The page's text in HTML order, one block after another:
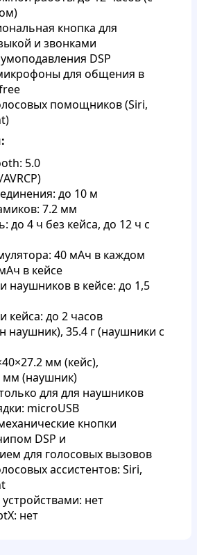
кнопка для
и звонками
DSP
для общения в
помощников (Siri,
5.0
до 10 м
7.2 мм
до 4 ч без кейса, до 12 ч с
40 мАч в каждом
в кейсе
наушников в кейсе: до 1,5
кейса: до 2 часов
наушник), 35.4 г (наушники с
мм (кейс),
мм (наушник)
для для наушников
microUSB
кнопки
DSP и
для голосовых вызовов
ассистентов: Siri,
нет
нет